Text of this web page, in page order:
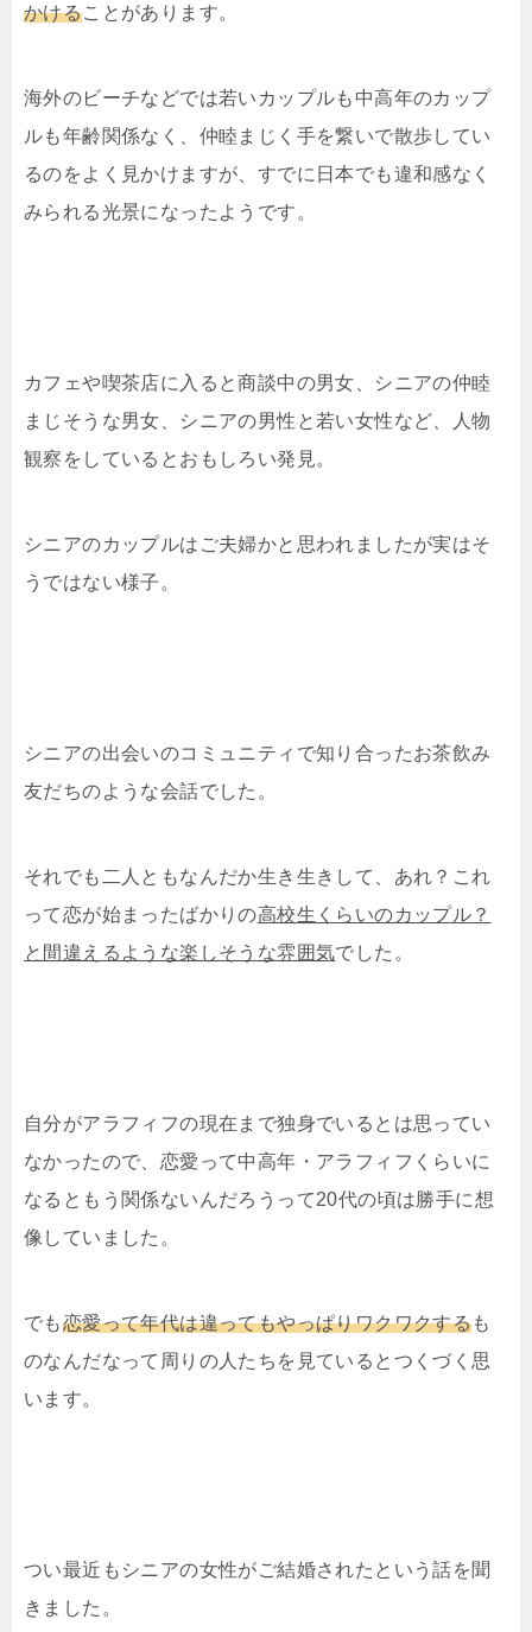
かけることがあります。
海外のビーチなどでは若いカップルも中高年のカップ
ルも年齢関係なく、仲睦まじく手を繋いで散歩してい
るのをよく見かけますが、すでに日本でも違和感なく
みられる光景になったようです。
カフェや喫茶店に入ると商談中の男女、シニアの仲睦
まじそうな男女、シニアの男性と若い女性など、人物
観察をしているとおもしろい発見。
シニアのカップルはご夫婦かと思われましたが実はそ
うではない様子。
シニアの出会いのコミュニティで知り合ったお茶飲み
友だちのような会話でした。
それでも二人ともなんだか生き生きして、あれ？これ
って恋が始まったばかりの高校生くらいのカップル？
と間違えるような楽しそうな雰囲気でした。
自分がアラフィフの現在まで独身でいるとは思ってい
なかったので、恋愛って中高年・アラフィフくらいに
なるともう関係ないんだろうって20代の頃は勝手に想
像していました。
でも恋愛って年代は違ってもやっぱりワクワクするも
のなんだなって周りの人たちを見ているとつくづく思
います。
つい最近もシニアの女性がご結婚されたという話を聞
きました。